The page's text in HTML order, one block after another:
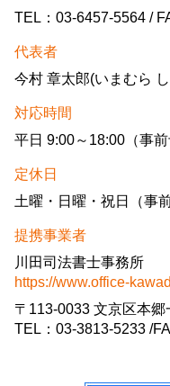
TEL：03-6457-5564 /
代表者
今村 章太郎(いまむら
対応時間
平日 9:00～18:00（事
定休日
土曜・日曜・祝日（事
提携事業者
川田司法書士事務所
https://www.office-
〒113-0033 文京区本
TEL：03-3813-5233 /